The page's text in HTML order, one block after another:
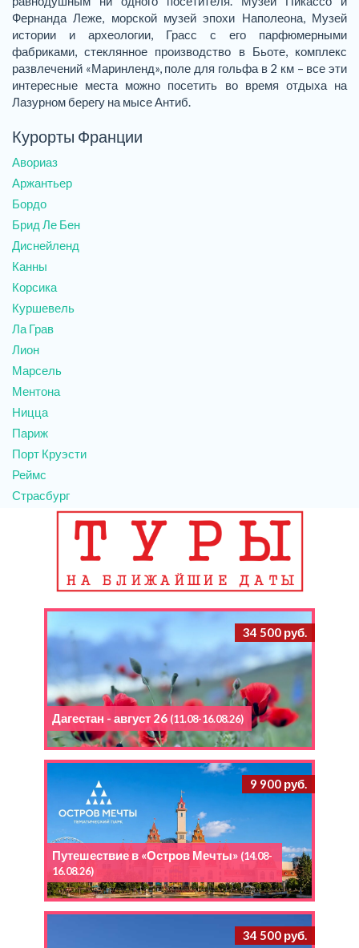
Фернанда Леже, морской музей эпохи Наполеона, Музей
истории и археологии, Грасс с его парфюмерными
фабриками, стеклянное производство в Бьоте, комплекс
развлечений «Маринленд», поле для гольфа в 2 км – все эти
интересные места можно посетить во время отдыха на
Лазурном берегу на мысе Антиб.
Курорты Франции
Авориаз
Аржантьер
Бордо
Брид Ле Бен
Диснейленд
Канны
Корсика
Куршевель
Ла Грав
Лион
Марсель
Ментона
Ницца
Париж
Порт Круэсти
Реймс
Страсбург
34 500 руб.
Дагестан - август 26 (11.08-16.08.26)
9 900 руб.
Путешествие в «Остров Мечты» (14.08-
16.08.26)
34 500 руб.